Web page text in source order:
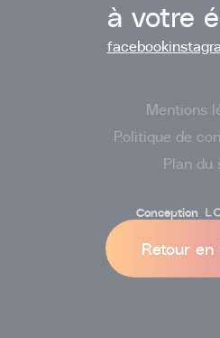
à votre
facebook
Mentions
Politique de
Plan du
Conception
Retour